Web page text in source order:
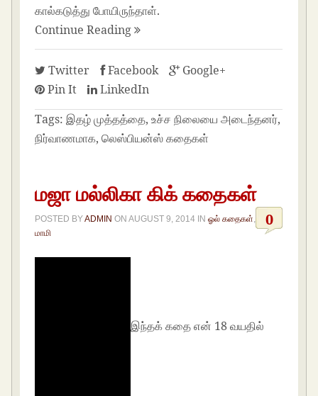
கால்கடுத்து போயிருந்தாள்.
Continue Reading
Twitter Facebook
Google+
Pin It
LinkedIn
Tags: இதழ் முத்தத்தை, உச்ச நிலையை அடைந்தனர்,
நிர்வாணமாக, லெஸ்பியன்ஸ் கதைகள்
மஜா மல்லிகா கிக் கதைகள்
0
POSTED BYADMIN ONAUGUST 9, 2014 INஓல் கதைகள்
மாமி
இந்தக் கதை என் 18 வயதில்